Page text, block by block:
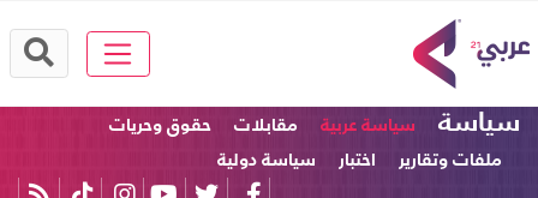
سياسة سياسة عربية مقابلات
حقوق وحريات
ملفات وتقارير
اختبار سياسة دولية